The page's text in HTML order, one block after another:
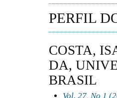
PERFIL
COSTA,
DA,
BRASIL
Vol. 27, No 1